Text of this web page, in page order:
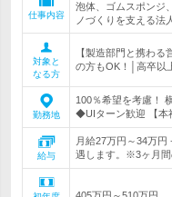
仕事内容
泡体、ゴムスポンジ
ノづくりを支える法
対象と
なる方
【製造部門と携わ
の方もOK！│高卒以
勤務地
100％希望を考慮！
◆UIターン歓迎 【本
給与
月給27万円～34万
遇します。※3ヶ月
405万円～510万円